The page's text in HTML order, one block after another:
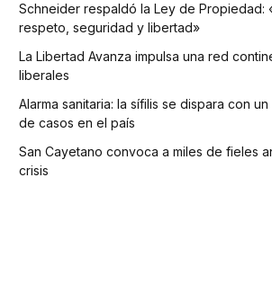
Schneider respaldó la Ley de Propiedad:
respeto, seguridad y libertad»
La Libertad Avanza impulsa una red
liberales
Alarma sanitaria: la sífilis se dispara con
de casos en el país
San Cayetano convoca a miles de fieles
crisis